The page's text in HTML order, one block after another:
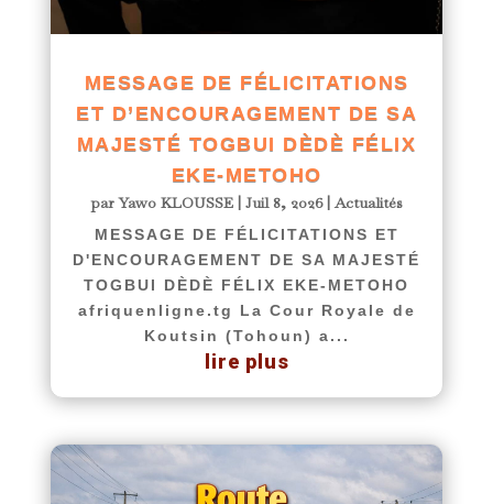
MESSAGE DE FÉLICITATIONS
ET D’ENCOURAGEMENT DE SA
MAJESTÉ TOGBUI DÈDÈ FÉLIX
EKE-METOHO
parYawo KLOUSSE| Juil 8, 2026| Actualités
MESSAGE DE FÉLICITATIONS ET
D'ENCOURAGEMENT DE SA MAJESTÉ
TOGBUI DÈDÈ FÉLIX EKE-METOHO
afriquenligne.tg La Cour Royale de
Koutsin (Tohoun) a...
lire plus